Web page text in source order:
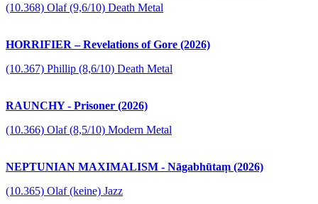
(10.368) Olaf (9,6/10) Death Metal
HORRIFIER – Revelations of Gore (2026)
(10.367) Phillip (8,6/10) Death Metal
RAUNCHY - Prisoner (2026)
(10.366) Olaf (8,5/10) Modern Metal
NEPTUNIAN MAXIMALISM - Nāgabhūtaṃ (2026)
(10.365) Olaf (keine) Jazz